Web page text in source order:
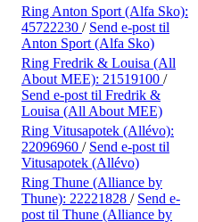
Ring Anton Sport (Alfa Sko):
45722230 / Send e-post til
Anton Sport (Alfa Sko)
Ring Fredrik & Louisa (All
About MEE): 21519100 /
Send e-post til Fredrik &
Louisa (All About MEE)
Ring Vitusapotek (Allévo):
22096960 / Send e-post til
Vitusapotek (Allévo)
Ring Thune (Alliance by
Thune): 22221828 / Send e-
post til Thune (Alliance by